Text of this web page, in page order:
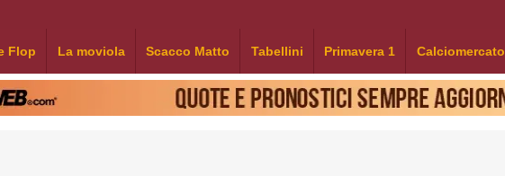
Flop La moviola Scacco Matto Tabellini Primavera 1 Calciomercato